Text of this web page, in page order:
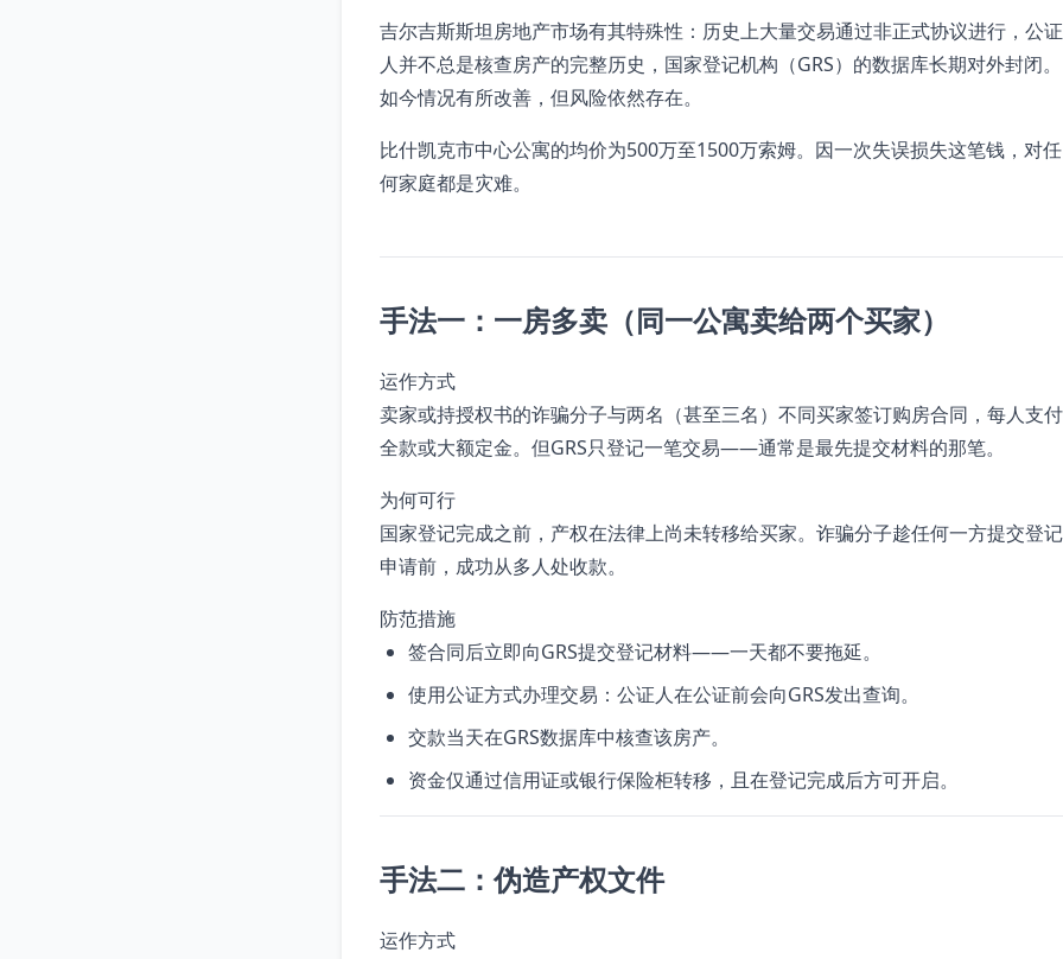
吉尔吉斯斯坦房地产市场有其特殊性：历史上大量交易通过非正式协议进行，公证
人并不总是核查房产的完整历史，国家登记机构（GRS）的数据库长期对外封闭。
如今情况有所改善，但风险依然存在。
比什凯克市中心公寓的均价为500万至1500万索姆。因一次失误损失这笔钱，对任
何家庭都是灾难。
手法一：一房多卖（同一公寓卖给两个买家）
运作方式
卖家或持授权书的诈骗分子与两名（甚至三名）不同买家签订购房合同，每人支付
全款或大额定金。但GRS只登记一笔交易——通常是最先提交材料的那笔。
为何可行
国家登记完成之前，产权在法律上尚未转移给买家。诈骗分子趁任何一方提交登记
申请前，成功从多人处收款。
防范措施
签合同后立即向GRS提交登记材料——一天都不要拖延。
使用公证方式办理交易：公证人在公证前会向GRS发出查询。
交款当天在GRS数据库中核查该房产。
资金仅通过信用证或银行保险柜转移，且在登记完成后方可开启。
手法二：伪造产权文件
运作方式